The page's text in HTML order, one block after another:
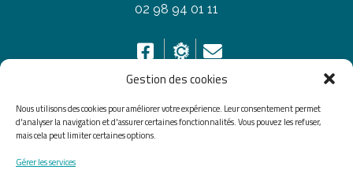
Gestion des cookies
Nous utilisons des cookies pour améliorer votre expérience. Leur consentement permet
d'analyser la navigation et d'assurer certaines fonctionnalités. Vous pouvez les refuser,
mais cela peut limiter certaines options.
Gérer les services
02 98 94 01 11
HORAIRES D’OUVERTURE
Du lundi au vendredi de 8h30 à 12h30 et de 13h30 à